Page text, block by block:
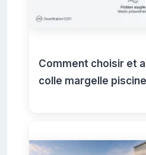
Comment choisir et
colle margelle piscine